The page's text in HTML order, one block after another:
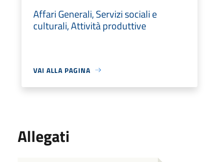
Affari Generali, Servizi sociali e
culturali, Attività produttive
VAI ALLA PAGINA
Allegati